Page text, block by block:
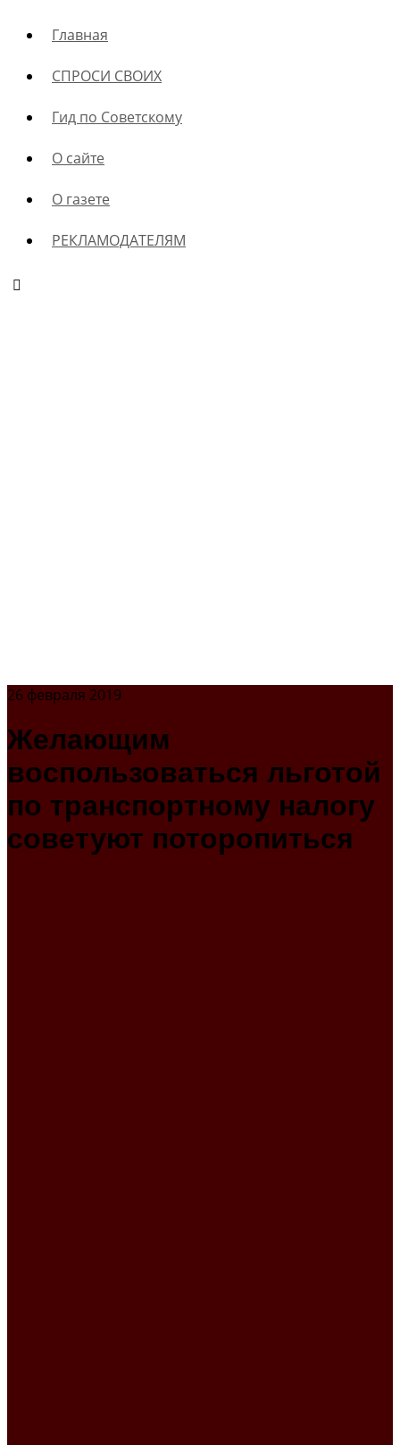
Главная
СПРОСИ СВОИХ
Гид по Советскому
О сайте
О газете
РЕКЛАМОДАТЕЛЯМ
26 февраля 2019
Желающим
воспользоваться льготой
по транспортному налогу
советуют поторопиться